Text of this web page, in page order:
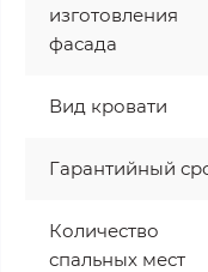
изготовления
фасада
Вид кровати
Гарантийный
Количество
спальных мест